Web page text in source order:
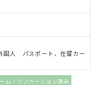
人 パスポート、在留カー
ム・リノベーション済み